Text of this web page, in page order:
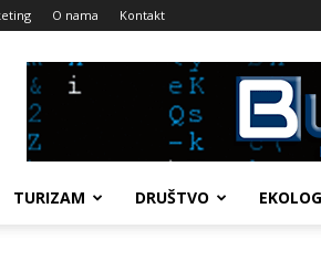
O nama Kontakt
TURIZAM DRUŠTVO